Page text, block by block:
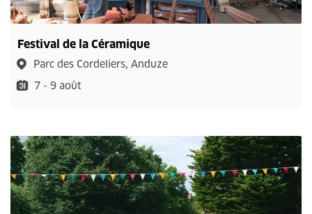
Festival de la Céramique
Parc des Cordeliers, Anduze
7 - 9 août